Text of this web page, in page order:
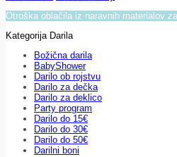
Otroška oblačila iz naravnih materialov
Kategorija Darila
Božična darila
BabyShower
Darilo ob rojstvu
Darilo za dečka
Darilo za deklico
Party program
Darilo do 15€
Darilo do 30€
Darilo do 50€
Darilni boni